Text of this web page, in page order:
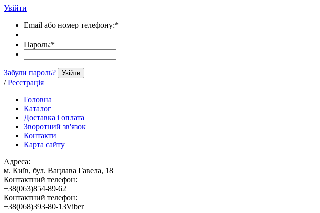
Увійти
Email або номер телефону:*
Пароль:*
Забули пароль? Увійти
/ Реєстрація
Головна
Каталог
Доставка і оплата
Зворотний зв'язок
Контакти
Карта сайту
Адреса:
м. Київ, бул. Вацлава Гавела, 18
Контактний телефон:
+38(063)854-89-62
Контактний телефон:
+38(068)393-80-13Viber